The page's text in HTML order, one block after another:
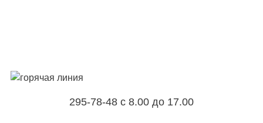
295-78-48 с 8.00 до 17.00